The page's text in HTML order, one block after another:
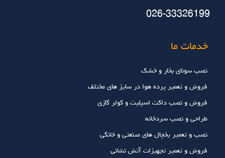
026-33326199
خدمات ما
نصب سونای بخار و خشک
فروش و تعمیر پرده هوا در سایز های مختلف
فروش و نصب داکت اسپلیت و کولر گازی
طراحی و نصب سردخانه
نصب و تعمیر یخچال های صنعتی و خانگی
فروش و تعمیر تجهیزات آتش نشانی